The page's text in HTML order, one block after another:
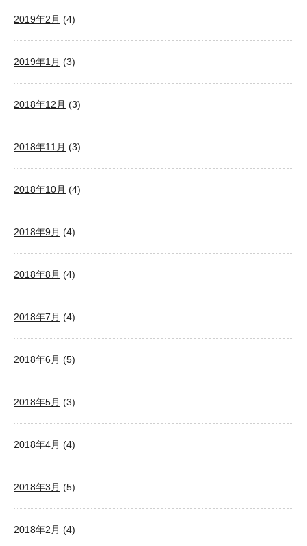
2019年2月 (4)
2019年1月 (3)
2018年12月 (3)
2018年11月 (3)
2018年10月 (4)
2018年9月 (4)
2018年8月 (4)
2018年7月 (4)
2018年6月 (5)
2018年5月 (3)
2018年4月 (4)
2018年3月 (5)
2018年2月 (4)